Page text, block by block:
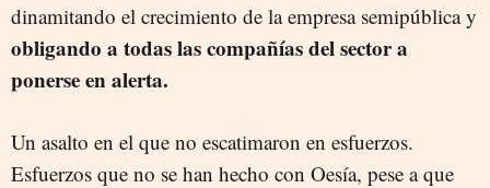
dinamitando el crecimiento de la empresa semipública y
obligando a todas las compañías del sector a
ponerse en alerta.
Un asalto en el que no escatimaron en esfuerzos.
Esfuerzos que no se han hecho con Oesía, pese a que